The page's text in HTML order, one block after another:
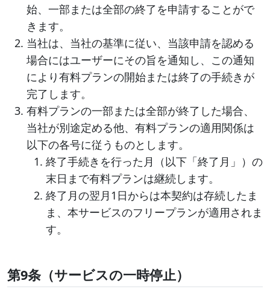
始、一部または全部の終了を申請することがで
きます。
当社は、当社の基準に従い、当該申請を認める
場合にはユーザーにその旨を通知し、この通知
により有料プランの開始または終了の手続きが
完了します。
有料プランの一部または全部が終了した場合、
当社が別途定める他、有料プランの適用関係は
以下の各号に従うものとします。
終了手続きを行った月（以下「終了月」）の
末日まで有料プランは継続します。
終了月の翌月1日からは本契約は存続したま
ま、本サービスのフリープランが適用されま
す。
第9条（サービスの一時停止）